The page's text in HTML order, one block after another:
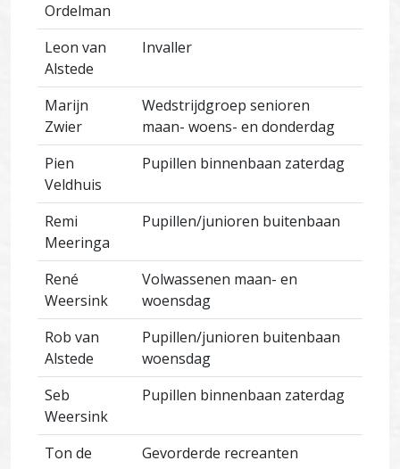
Ordelman
Leon van
Alstede
Invaller
Marijn
Zwier
Wedstrijdgroep senioren
maan- woens- en donderdag
Pien
Veldhuis
Pupillen binnenbaan zaterdag
Remi
Meeringa
Pupillen/junioren buitenbaan
René
Weersink
Volwassenen maan- en
woensdag
Rob van
Alstede
Pupillen/junioren buitenbaan
woensdag
Seb
Weersink
Pupillen binnenbaan zaterdag
Ton de
Gevorderde recreanten